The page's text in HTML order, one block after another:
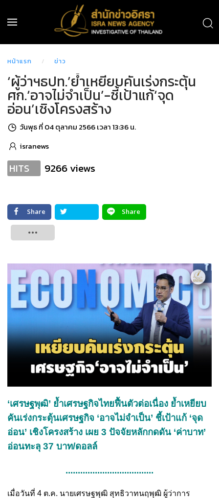
หน้าแรก ข่าว
‘ผู้ว่าฯธปท.’ย้ำเหยียบคันเร่งกระตุ้น
ศก.‘อาจไม่จำเป็น’-ชี้เป้าแก้‘จุด
อ่อน’เชิงโครงสร้าง
วันพุธ ที่ 04 ตุลาคม 2566 เวลา 13:36 น.
isranews
HITS 9266 views
Share
Share
‘เศรษฐพุฒิ’ ย้ำเศรษฐกิจไทยฟื้นตัวต่อเนื่อง ย้ำเหยียบ
คันเร่งกระตุ้นเศรษฐกิจ ‘อาจไม่จำเป็น’ ชี้เป้าแก้ ‘จุด
อ่อน’ เชิงโครงสร้าง เผย 3 ปัจจัยหลักกดดัน ‘ค่าบาท’
อ่อนทะลุ 37 บาท/ดอลล์
....................................
เมื่อวันที่ 4 ต.ค. นายเศรษฐพุฒิ สุทธิวาทนฤพุฒิ ผู้ว่าการ